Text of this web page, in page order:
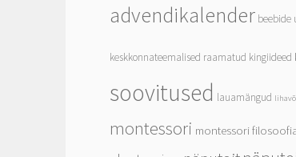
advendikalender beebide
keskkonnateemalised raamatud kingiideed
soovitused lauamängud
montessori montessori